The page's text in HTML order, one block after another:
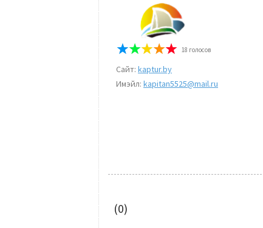
18 голосов
Сайт: kaptur.by
Имэйл: kapitan5525@mail.ru
(0)